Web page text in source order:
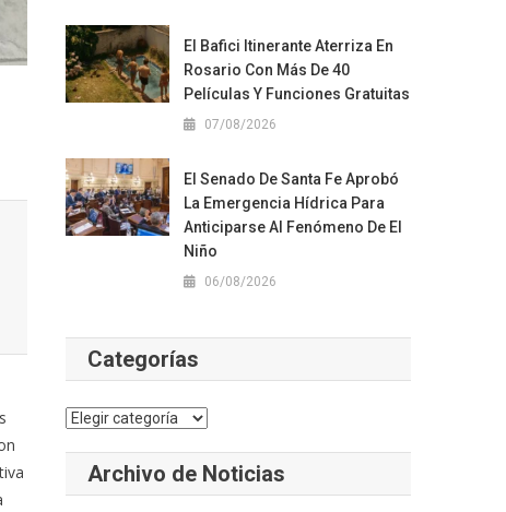
El Bafici Itinerante Aterriza En
Rosario Con Más De 40
Películas Y Funciones Gratuitas
07/08/2026
El Senado De Santa Fe Aprobó
La Emergencia Hídrica Para
Anticiparse Al Fenómeno De El
Niño
06/08/2026
Categorías
Categorías
Archivo de Noticias